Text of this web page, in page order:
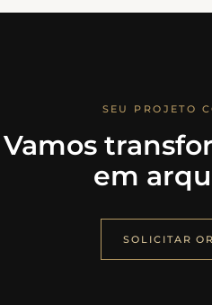
SEU PROJETO
Vamos
em
SOLICITAR